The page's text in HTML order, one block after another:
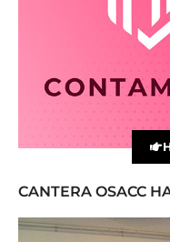
CANTERA OSACC